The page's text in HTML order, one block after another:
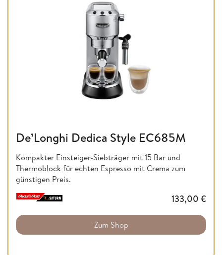
De’Longhi Dedica Style EC685M
Kompakter Einsteiger-Siebträger mit 15 Bar und
Thermoblock für echten Espresso mit Crema zum
günstigen Preis.
133,00 €
Zum Shop